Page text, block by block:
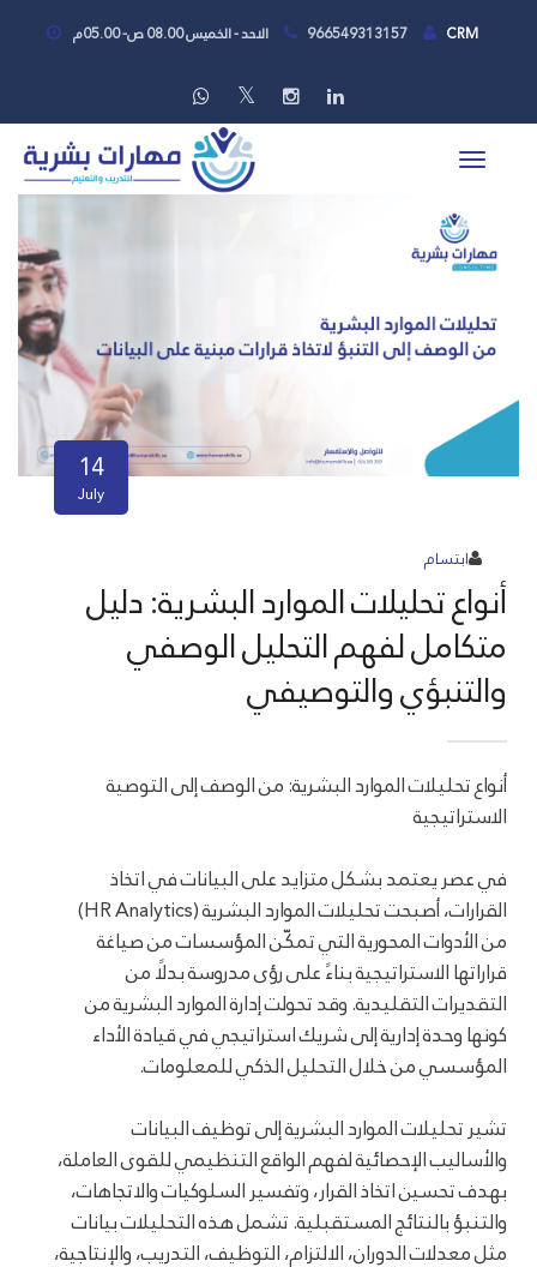
الاحد - الخميس 08.00 ص- 05.00م 966549313157 CRM
14
July
ابتسام
أنواع تحليلات الموارد البشرية: دليل
متكامل لفهم التحليل الوصفي
والتنبؤي والتوصيفي
أنواع تحليلات الموارد البشرية: من الوصف إلى التوصية
الاستراتيجية
في عصر يعتمد بشكل متزايد على البيانات في اتخاذ
القرارات، أصبحت تحليلات الموارد البشرية (HR Analytics)
من الأدوات المحورية التي تمكّن المؤسسات من صياغة
قراراتها الاستراتيجية بناءً على رؤى مدروسة بدلًا من
التقديرات التقليدية. وقد تحولت إدارة الموارد البشرية من
كونها وحدة إدارية إلى شريك استراتيجي في قيادة الأداء
المؤسسي من خلال التحليل الذكي للمعلومات.
تشير تحليلات الموارد البشرية إلى توظيف البيانات
والأساليب الإحصائية لفهم الواقع التنظيمي للقوى العاملة،
بهدف تحسين اتخاذ القرار، وتفسير السلوكيات والاتجاهات،
والتنبؤ بالنتائج المستقبلية. تشمل هذه التحليلات بيانات
مثل معدلات الدوران، الالتزام، التوظيف، التدريب، والإنتاجية،